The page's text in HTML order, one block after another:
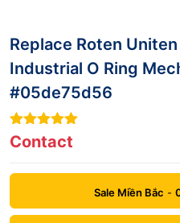
Replace Roten
Industrial O Ring
#05de75d56
8out of 5
Contact
Sale Miền Bắc -